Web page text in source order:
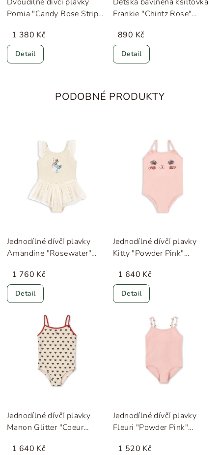
Pomia "Candy Rose Stripe"
1 380 Kč
Detail
Frankie "Chintz Rose"
890 Kč
Detail
PODOBNÉ PRODUKTY
Jednodílné dívčí plavky
Amandine "Rosewater"
1 760 Kč
Detail
Jednodílné dívčí plavky
Kitty "Powder Pink"
1 640 Kč
Detail
Jednodílné dívčí plavky
Manon Glitter "Coeur
1 640 Kč
Jednodílné dívčí plavky
Fleuri "Powder Pink"
1 520 Kč